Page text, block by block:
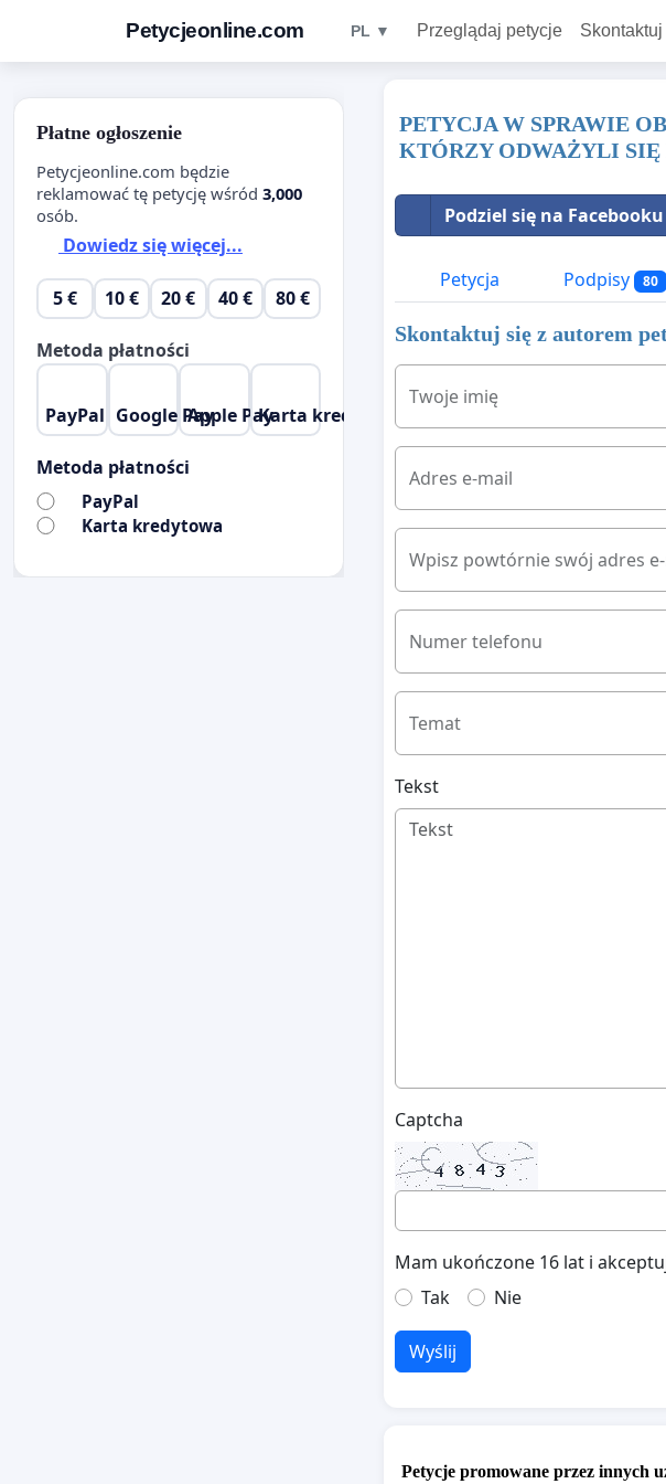
Petycjeonline.com PL ▼ Przeglądaj petycje
PETYCJA W SPRAWIE
KTÓRZY ODWAŻYLI
Podziel się na Facebooku
Petycja Podpisy 80
Skontaktuj się z autorem
Twoje imię
Adres e-mail
Wpisz powtórnie swój adres
Numer telefonu
Temat
Tekst
Captcha
Mam ukończone 16 lat i
Tak
Nie
Wyślij
Petycje promowane przez innych
Płatne ogłoszenie
Petycjeonline.com będzie
reklamować tę petycję wśród 3,000
osób.
Dowiedz się więcej...
5 € 10 € 20 € 40 € 80 €
Metoda płatności
PayPal Google PayApple PayKarta kredytowa
Metoda płatności
PayPal
Karta kredytowa